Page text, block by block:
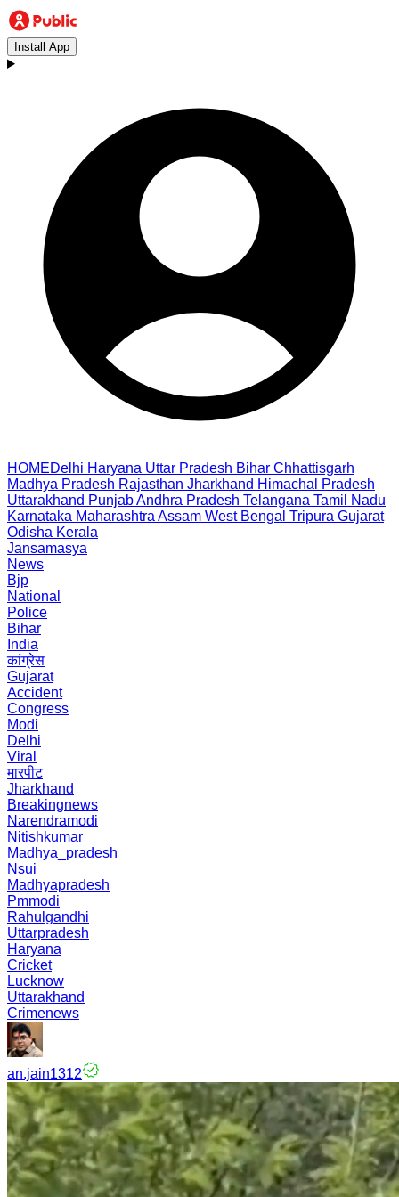
Install App
HOMEDelhi Haryana Uttar Pradesh Bihar Chhattisgarh
Madhya Pradesh Rajasthan Jharkhand Himachal Pradesh
Uttarakhand PunjabAndhra Pradesh Telangana Tamil Nadu
Karnataka Maharashtra Assam West Bengal Tripura Gujarat
Odisha Kerala
Jansamasya
News
Bjp
National
Police
Bihar
India
कांग्रेस
Gujarat
Accident
Congress
Modi
Delhi
Viral
मारपीट
Jharkhand
Breakingnews
Narendramodi
Nitishkumar
Madhya_pradesh
Nsui
Madhyapradesh
Pmmodi
Rahulgandhi
Uttarpradesh
Haryana
Cricket
Lucknow
Uttarakhand
Crimenews
an.jain1312